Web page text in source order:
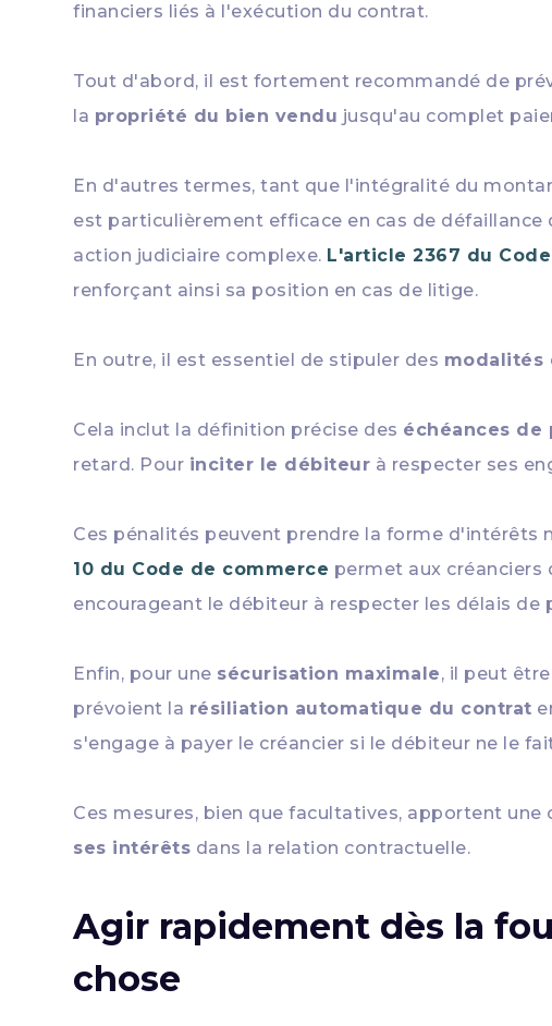
financiers liés à l'exécution du contrat.
Tout d'abord, il est fortement recommandé de
la propriété du bien vendu jusqu'au complet
En d'autres termes, tant que l'intégralité du
est particulièrement efficace en cas de défaillance
action judiciaire complexe. L'article 2367 du
renforçant ainsi sa position en cas de litige.
En outre, il est essentiel de stipuler des modalités
Cela inclut la définition précise des échéances de
retard. Pour inciter le débiteur à respecter ses
Ces pénalités peuvent prendre la forme
10 du Code de commerce permet aux
encourageant le débiteur à respecter les délais de
Enfin, pour une sécurisation maximale, il peut
prévoient la résiliation automatique du contrat
s'engage à payer le créancier si le débiteur ne le
Ces mesures, bien que facultatives, apportent
ses intérêts dans la relation contractuelle.
Agir rapidement dès la
chose